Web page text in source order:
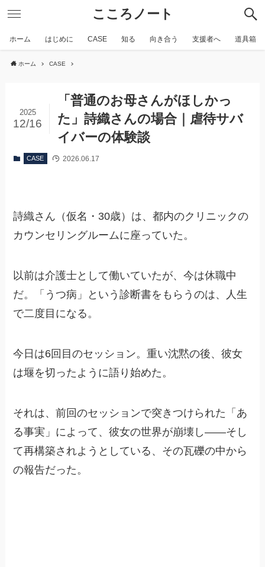
こころノート
ホーム はじめに CASE 知る 向き合う 支援者へ 道具箱
ホーム CASE
「普通のお母さんがほしかっ
た」詩織さんの場合｜虐待サバ
イバーの体験談
2025
12/16
CASE 2026.06.17
詩織さん（仮名・30歳）は、都内のクリニックの
カウンセリングルームに座っていた。
以前は介護士として働いていたが、今は休職中
だ。「うつ病」という診断書をもらうのは、人生
で二度目になる。
今日は6回目のセッション。重い沈黙の後、彼女
は堰を切ったように語り始めた。
それは、前回のセッションで突きつけられた「あ
る事実」によって、彼女の世界が崩壊し――そし
て再構築されようとしている、その瓦礫の中から
の報告だった。